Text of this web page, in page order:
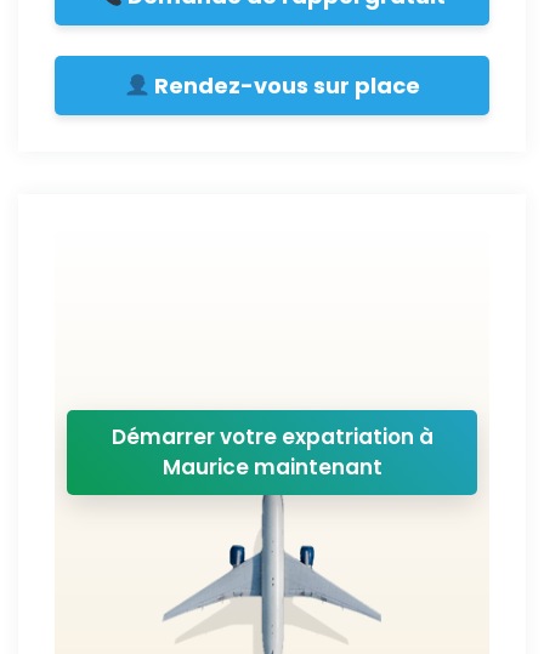
Rendez-vous sur place
Démarrer votre expatriation à
Maurice maintenant